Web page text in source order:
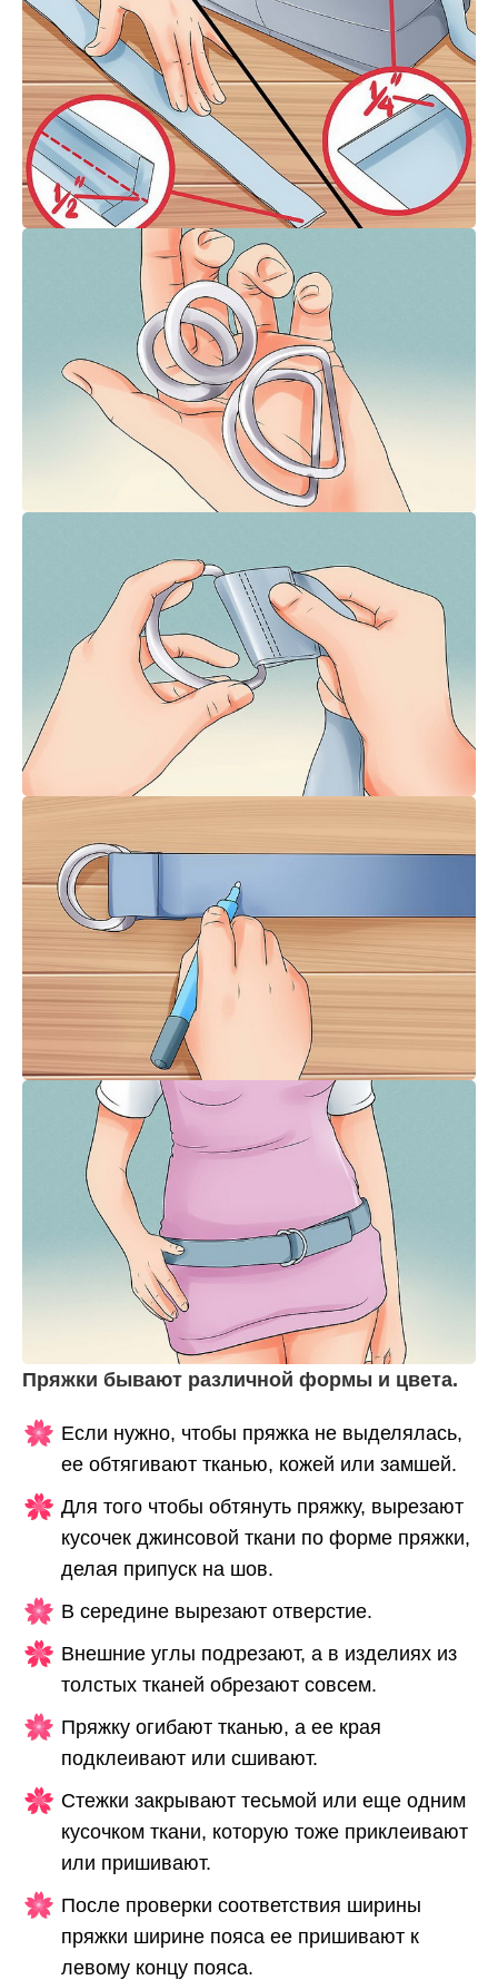
Пряжки бывают различной формы и цвета.
Если нужно, чтобы пряжка не выделялась,
ее обтягивают тканью, кожей или замшей.
Для того чтобы обтянуть пряжку, вырезают
кусочек джинсовой ткани по форме пряжки,
делая припуск на шов.
В середине вырезают отверстие.
Внешние углы подрезают, а в изделиях из
толстых тканей обрезают совсем.
Пряжку огибают тканью, а ее края
подклеивают или сшивают.
Стежки закрывают тесьмой или еще одним
кусочком ткани, которую тоже приклеивают
или пришивают.
После проверки соответствия ширины
пряжки ширине пояса ее пришивают к
левому концу пояса.